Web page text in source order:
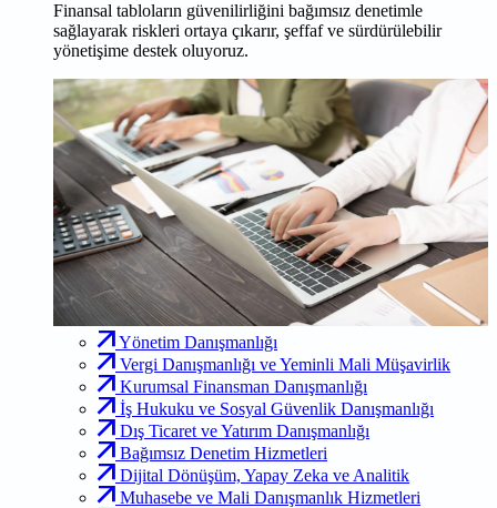
Finansal tabloların güvenilirliğini bağımsız denetimle
sağlayarak riskleri ortaya çıkarır, şeffaf ve sürdürülebilir
yönetişime destek oluyoruz.
Yönetim Danışmanlığı
Vergi Danışmanlığı ve Yeminli Mali Müşavirlik
Kurumsal Finansman Danışmanlığı
İş Hukuku ve Sosyal Güvenlik Danışmanlığı
Dış Ticaret ve Yatırım Danışmanlığı
Bağımsız Denetim Hizmetleri
Dijital Dönüşüm, Yapay Zeka ve Analitik
Muhasebe ve Mali Danışmanlık Hizmetleri